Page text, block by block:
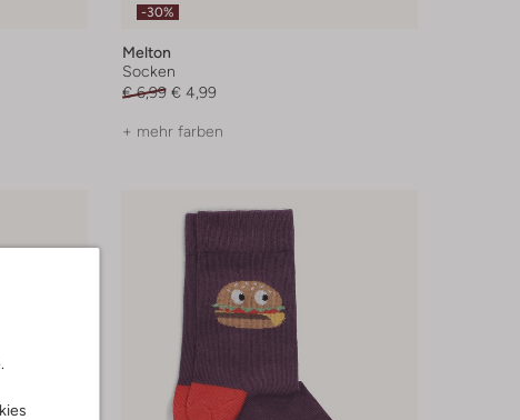
-30%
Melton
Socken
€ 6,99 € 4,99
+ mehr farben